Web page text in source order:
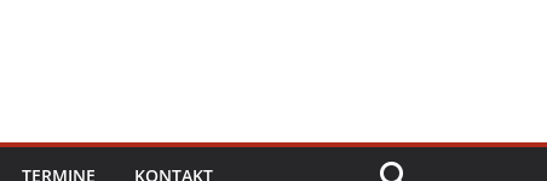
TERMINE KONTAKT